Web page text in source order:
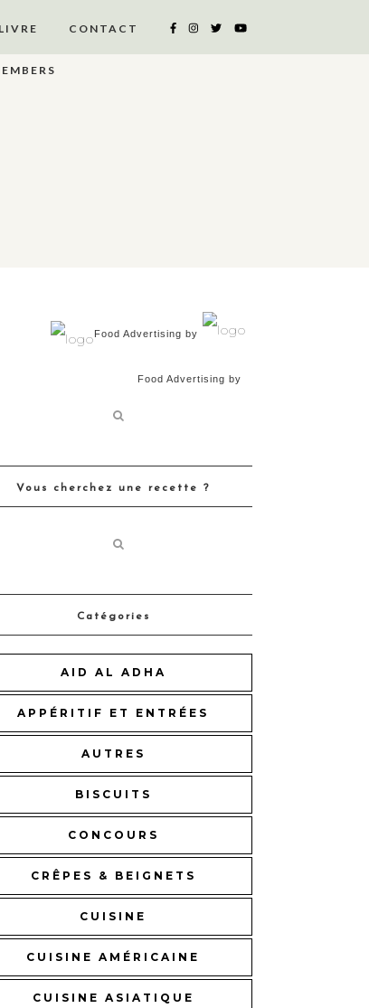
CONTACT
Food Advertising by
Food Advertising by
Vous cherchez une recette ?
Catégories
AID AL ADHA
APPÉRITIF ET ENTRÉES
AUTRES
BISCUITS
CONCOURS
CRÊPES & BEIGNETS
CUISINE
CUISINE AMÉRICAINE
CUISINE ASIATIQUE